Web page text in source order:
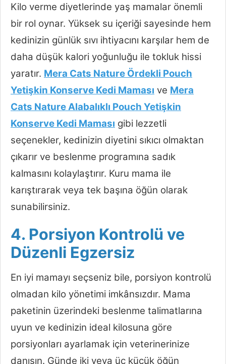
Kilo verme diyetlerinde yaş mamalar önemli
bir rol oynar. Yüksek su içeriği sayesinde hem
kedinizin günlük sıvı ihtiyacını karşılar hem de
daha düşük kalori yoğunluğu ile tokluk hissi
yaratır. Mera Cats Nature Ördekli Pouch
Yetişkin Konserve Kedi Maması ve Mera
Cats Nature Alabalıklı Pouch Yetişkin
Konserve Kedi Maması gibi lezzetli
seçenekler, kedinizin diyetini sıkıcı olmaktan
çıkarır ve beslenme programına sadık
kalmasını kolaylaştırır. Kuru mama ile
karıştırarak veya tek başına öğün olarak
sunabilirsiniz.
4. Porsiyon Kontrolü ve
Düzenli Egzersiz
En iyi mamayı seçseniz bile, porsiyon kontrolü
olmadan kilo yönetimi imkânsızdır. Mama
paketinin üzerindeki beslenme talimatlarına
uyun ve kedinizin ideal kilosuna göre
porsiyonları ayarlamak için veterinerinize
danışın. Günde iki veya üç küçük öğün